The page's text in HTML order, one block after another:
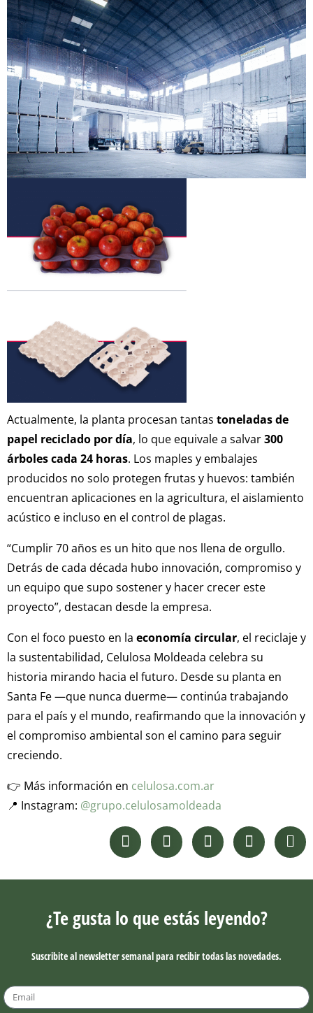
Actualmente, la planta procesan tantas toneladas de
papel reciclado por día, lo que equivale a salvar300
árboles cada 24 horas. Los maples y embalajes
producidos no solo protegen frutas y huevos: también
encuentran aplicaciones en la agricultura, el aislamiento
acústico e incluso en el control de plagas.
“Cumplir 70 años es un hito que nos llena de orgullo.
Detrás de cada década hubo innovación, compromiso y
un equipo que supo sostener y hacer crecer este
proyecto”, destacan desde la empresa.
Con el foco puesto en la economía circular, el reciclaje y
la sustentabilidad, Celulosa Moldeada celebra su
historia mirando hacia el futuro. Desde su planta en
Santa Fe —que nunca duerme— continúa trabajando
para el país y el mundo, reafirmando que la innovación y
el compromiso ambiental son el camino para seguir
creciendo.
👉 Más información en celulosa.com.ar
📍 Instagram: @grupo.celulosamoldeada
¿Te gusta lo que estás leyendo?
Suscribite al newsletter semanal para recibir todas las novedades.